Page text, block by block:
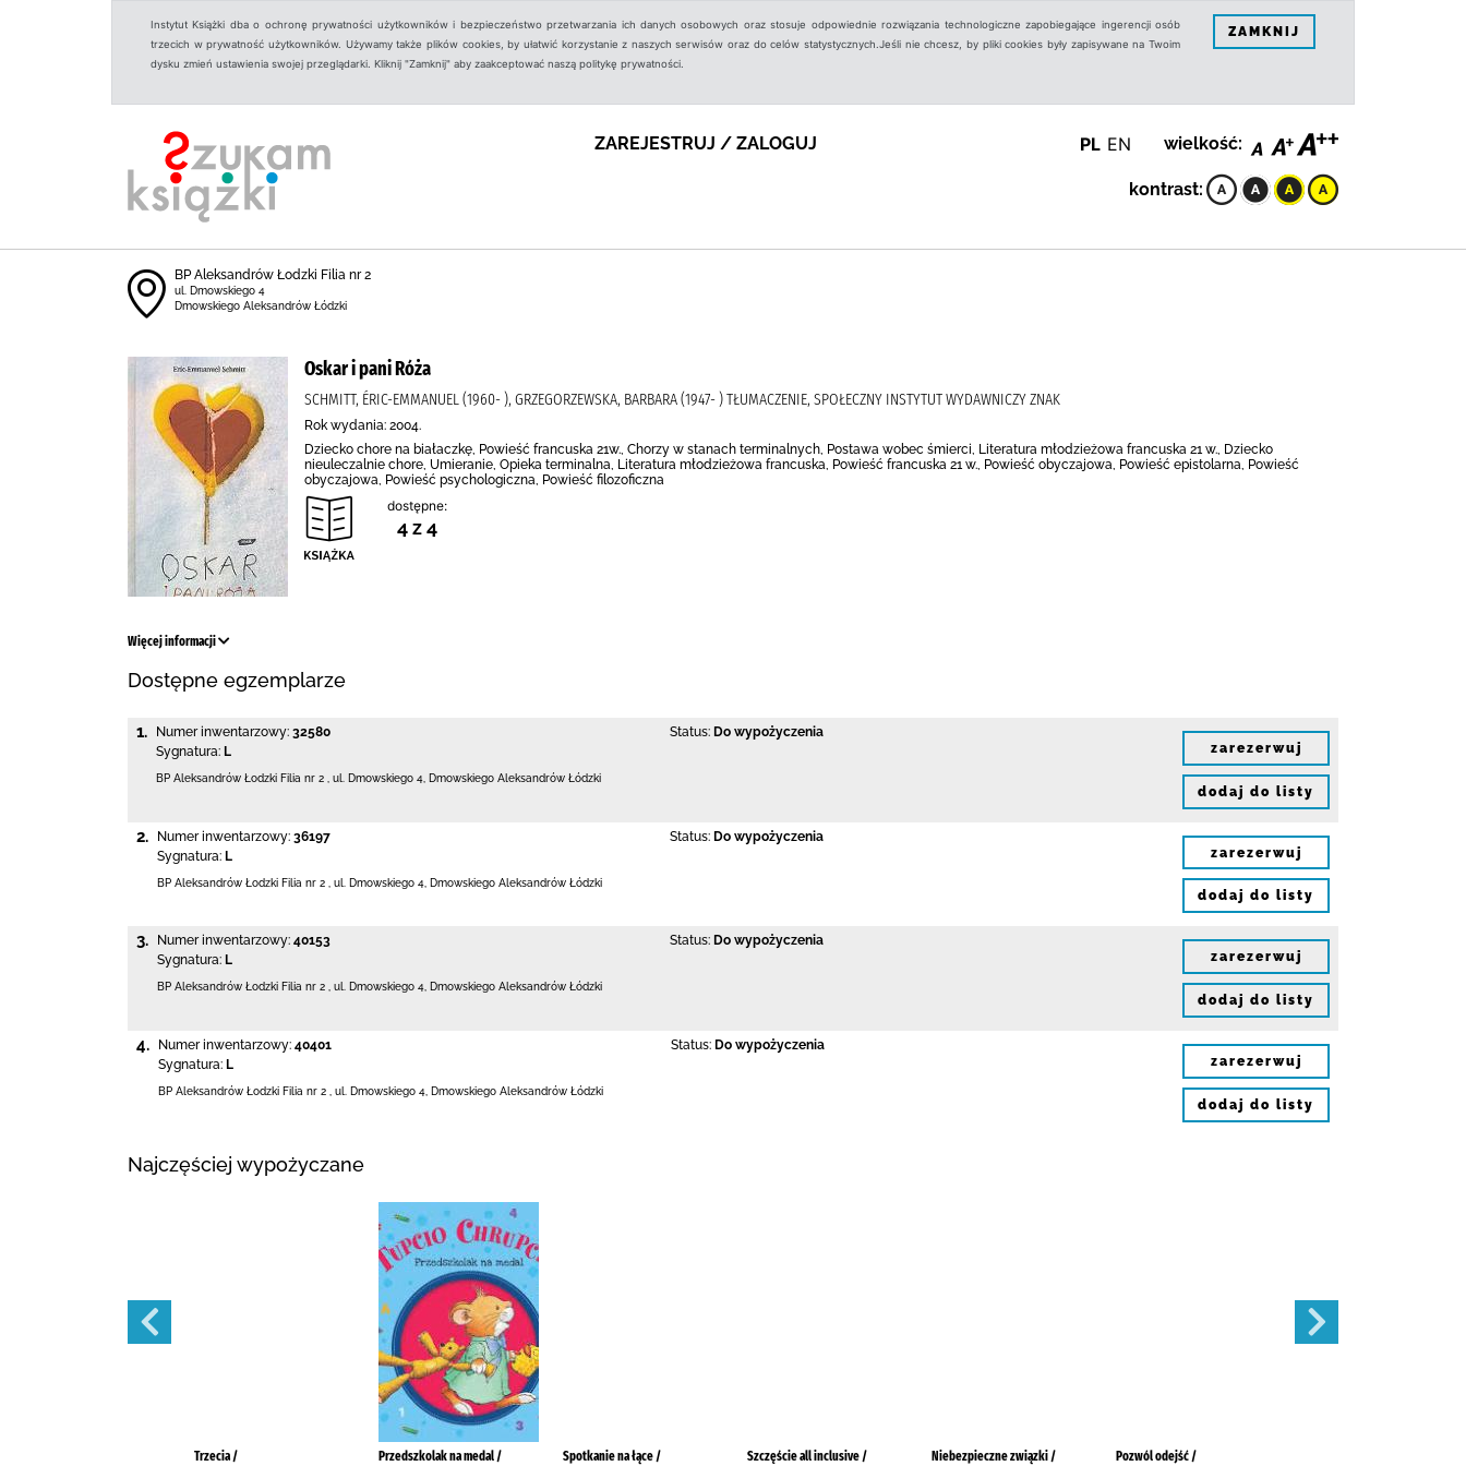
Instytut Książki dba o ochronę prywatności użytkowników i bezpieczeństwo przetwarzania ich danych osobowych oraz stosuje odpowiednie rozwiązania technologiczne zapobiegające ingerencji osób
trzecich w prywatność użytkowników. Używamy także plików cookies, by ułatwić korzystanie z naszych serwisów oraz do celów statystycznych.Jeśli nie chcesz, by pliki cookies były zapisywane na Twoim
dysku zmień ustawienia swojej przeglądarki. Kliknij "Zamknij" aby zaakceptować naszą politykę prywatności.
ZAMKNIJ
ZAREJESTRUJ / ZALOGUJ PL EN wielkość:
kontrast:
BP Aleksandrów Łodzki Filia nr 2
ul. Dmowskiego 4
Dmowskiego Aleksandrów Łódzki
Oskar i pani Róża
SCHMITT, ÉRIC-EMMANUEL (1960- ), GRZEGORZEWSKA, BARBARA (1947- ) TŁUMACZENIE, SPOŁECZNY INSTYTUT WYDAWNICZY ZNAK
Rok wydania: 2004.
Dziecko chore na białaczkę, Powieść francuska 21w., Chorzy w stanach terminalnych, Postawa wobec śmierci, Literatura młodzieżowa francuska 21 w., Dziecko
nieuleczalnie chore, Umieranie, Opieka terminalna, Literatura młodzieżowa francuska, Powieść francuska 21 w., Powieść obyczajowa, Powieść epistolarna, Powieść
obyczajowa, Powieść psychologiczna, Powieść filozoficzna
dostępne:
4 z 4
Więcej informacji
Dostępne egzemplarze
1. Numer inwentarzowy: 32580
Sygnatura: L
Status: Do wypożyczenia
BP Aleksandrów Łodzki Filia nr 2 ul. Dmowskiego 4 Dmowskiego Aleksandrów Łódzki
zarezerwuj
dodaj do listy
2. Numer inwentarzowy: 36197
Sygnatura: L
Status: Do wypożyczenia
BP Aleksandrów Łodzki Filia nr 2 ul. Dmowskiego 4 Dmowskiego Aleksandrów Łódzki
zarezerwuj
dodaj do listy
3. Numer inwentarzowy: 40153
Sygnatura: L
Status: Do wypożyczenia
BP Aleksandrów Łodzki Filia nr 2 , ul. Dmowskiego 4, Dmowskiego Aleksandrów Łódzki
zarezerwuj
dodaj do listy
4. Numer inwentarzowy: 40401
Sygnatura: L
Status: Do wypożyczenia
BP Aleksandrów Łodzki Filia nr 2 ul. Dmowskiego 4 Dmowskiego Aleksandrów Łódzki
zarezerwuj
dodaj do listy
Najczęściej wypożyczane
Trzecia / Przedszkolak na medal / Spotkanie na łące / Szczęście all inclusive / Niebezpieczne związki / Pozwól odejść /